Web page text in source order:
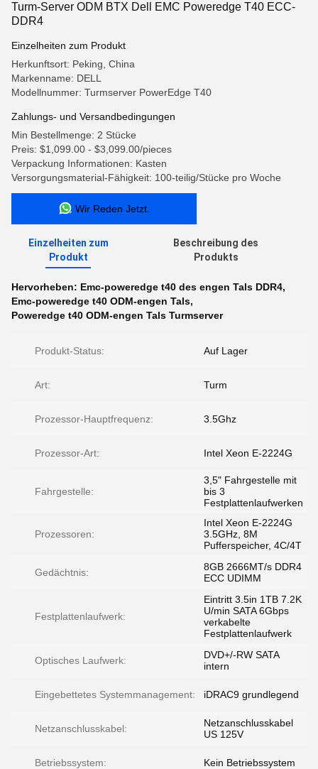
Turm-Server ODM BTX Dell EMC Poweredge T40 ECC-
DDR4
Einzelheiten zum Produkt
Herkunftsort: Peking, China
Markenname: DELL
Modellnummer: Turmserver PowerEdge T40
Zahlungs- und Versandbedingungen
Min Bestellmenge: 2 Stücke
Preis: $1,099.00 - $3,099.00/pieces
Verpackung Informationen: Kasten
Versorgungsmaterial-Fähigkeit: 100-teilig/Stücke pro Woche
Wir Reden Jetzt.
Einzelheiten zum
Produkt
Beschreibung des
Produkts
Hervorheben: Emc-poweredge t40 des engen Tals DDR4,
Emc-poweredge t40 ODM-engen Tals,
Poweredge t40 ODM-engen Tals Turmserver
Produkt-Status: Auf Lager
Art: Turm
Prozessor-Hauptfrequenz: 3.5Ghz
Prozessor-Art: Intel Xeon E-2224G
Fahrgestelle:
3,5" Fahrgestelle mit
bis 3
Festplattenlaufwerken
Prozessoren:
Intel Xeon E-2224G
3.5GHz, 8M
Pufferspeicher, 4C/4T
Gedächtnis:
8GB 2666MT/s DDR4
ECC UDIMM
Festplattenlaufwerk:
Eintritt 3.5in 1TB 7.2K
U/min SATA 6Gbps
verkabelte
Festplattenlaufwerk
Optisches Laufwerk:
DVD+/-RW SATA
intern
Eingebettetes Systemmanagement: iDRAC9 grundlegend
Netzanschlusskabel:
Netzanschlusskabel
US 125V
Betriebssystem: Kein Betriebssystem